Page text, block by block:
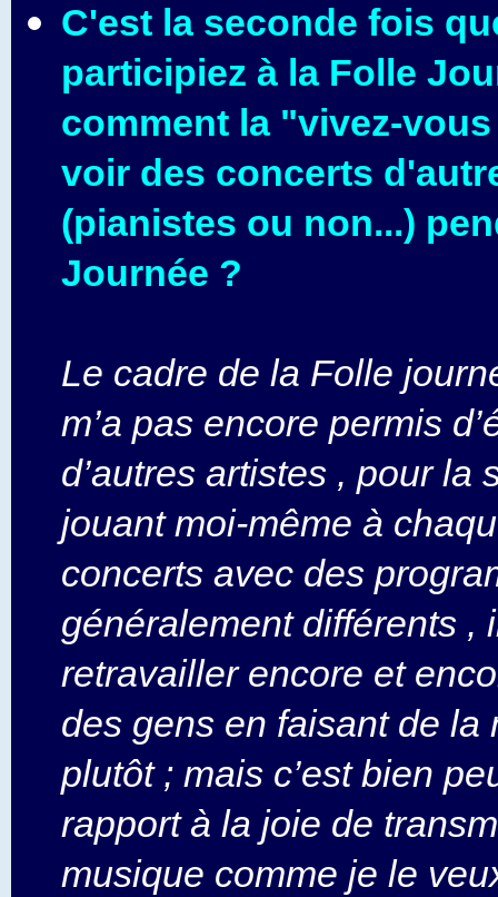
C'est la seconde fois
participiez à la Folle
comment la "vivez-
voir des concerts
(pianistes ou non...)
Journée ?
Le cadre de la Folle
m’a pas encore permis
d’autres artistes , pour la
jouant moi-même à
concerts avec des
généralement différents ,
retravailler encore et
des gens en faisant de la
plutôt ; mais c’est bien
rapport à la joie de
musique comme je le